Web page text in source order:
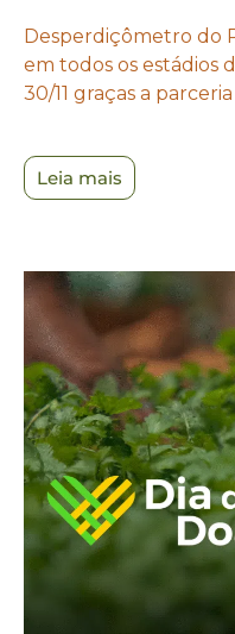
Desperdiçômetro do
em todos os estádios
30/11 graças a
Leia mais